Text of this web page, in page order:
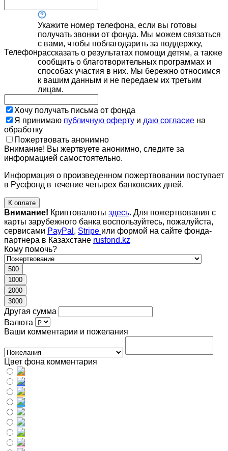
Телефон
Укажите номер телефона, если вы готовы
получать звонки от фонда. Мы можем связаться
с вами, чтобы поблагодарить за поддержку,
рассказать о результатах помощи детям, а также
сообщить о благотворительных программах и
способах участия в них. Мы бережно относимся
к вашим данным и не передаем их третьим
лицам.
Хочу получать письма от фонда
Я принимаю публичную оферту и даю согласие на
обработку
Пожертвовать анонимно
Внимание! Вы жертвуете анонимно, следите за
информацией самостоятельно.
Информация о произведенном пожертвовании поступает
в Русфонд в течение четырех банковских дней.
К оплате
Внимание! Криптовалюты здесь. Для пожертвования с
карты зарубежного банка воспользуйтесь, пожалуйста,
сервисами PayPal , Stripe или формой на сайте фонда-
партнера в Казахстане rusfond.kz
Кому помочь?
500
1000
2000
3000
Другая сумма
Валюта
Ваши комментарии и пожелания
Цвет фона комментария